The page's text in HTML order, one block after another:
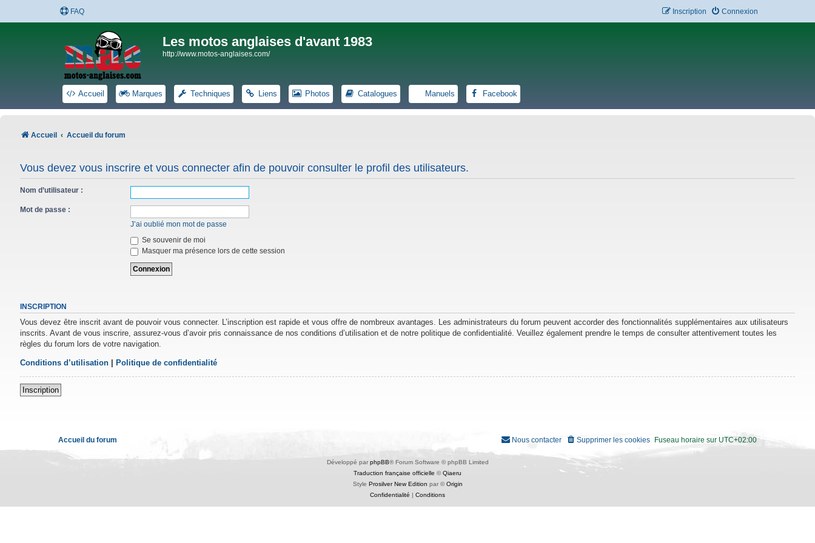
FAQ Connexion
Inscription
Les motos anglaises d'avant 1983
http://www.motos-anglaises.com/
Accueil Marques Techniques Liens Photos Catalogues Manuels Facebook
Accueil Accueil du forum
Vous devez vous inscrire et vous connecter afin de pouvoir consulter le profil des utilisateurs.
Nom d’utilisateur :
Mot de passe :
J’ai oublié mon mot de passe
Se souvenir de moi
Masquer ma présence lors de cette session
INSCRIPTION
Vous devez être inscrit avant de pouvoir vous connecter. L’inscription est rapide et vous offre de nombreux avantages. Les administrateurs du forum peuvent accorder des fonctionnalités supplémentaires aux utilisateurs
inscrits. Avant de vous inscrire, assurez-vous d’avoir pris connaissance de nos conditions d’utilisation et de notre politique de confidentialité. Veuillez également prendre le temps de consulter attentivement toutes les
règles du forum lors de votre navigation.
Conditions d’utilisation Politique de confidentialité
Inscription
Accueil du forum Fuseau horaire sur UTC+02:00
Supprimer les cookies
Nous contacter
Développé par phpBB® Forum Software © phpBB Limited
Traduction française officielle ©Qiaeru
Style Prosilver New Edition par ©Origin
Confidentialité
Conditions